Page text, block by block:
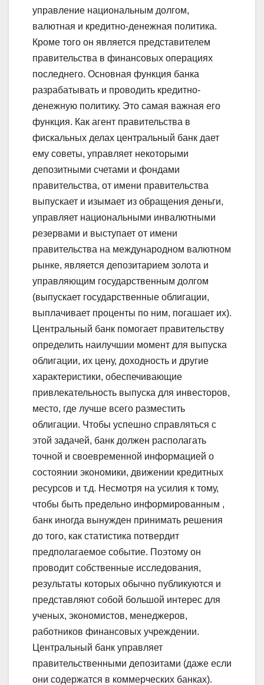
управление национальным долгом,
валютная и кредитно-денежная политика.
Кроме того он является представителем
правительства в финансовых операциях
последнего. Основная функция банка
разрабатывать и проводить кредитно-
денежную политику. Это самая важная его
функция. Как агент правительства в
фискальных делах центральный банк дает
ему советы, управляет некоторыми
депозитными счетами и фондами
правительства, от имени правительства
выпускает и изымает из обращения деньги,
управляет национальными инвалютными
резервами и выступает от имени
правительства на международном валютном
рынке, является депозитарием золота и
управляющим государственным долгом
(выпускает государственные облигации,
выплачивает проценты по ним, погашает их).
Центральный банк помогает правительству
определить наилучшии момент для выпуска
облигации, их цену, доходность и другие
характеристики, обеспечивающие
привлекательность выпуска для инвесторов,
место, где лучше всего разместить
облигации. Чтобы успешно справляться с
этой задачей, банк должен располагать
точной и своевременной информацией о
состоянии экономики, движении кредитных
ресурсов и т.д. Несмотря на усилия к тому,
чтобы быть предельно информированным ,
банк иногда вынужден принимать решения
до того, как статистика потвердит
предполагаемое событие. Поэтому он
проводит собственные исследования,
результаты которых обычно публикуются и
представляют собой большой интерес для
ученых, экономистов, менеджеров,
работников финансовых учреждении.
Центральный банк управляет
правительственными депозитами (даже если
они содержатся в коммерческих банках).